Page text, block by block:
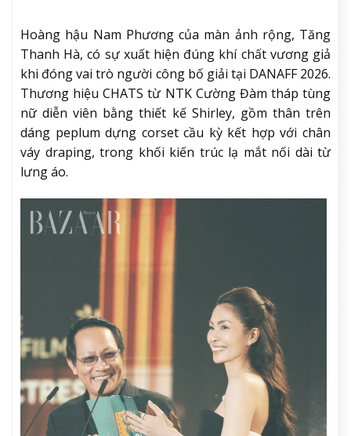
Hoàng hậu Nam Phương của màn ảnh rộng, Tăng
Thanh Hà, có sự xuất hiện đúng khí chất vương giả
khi đóng vai trò người công bố giải tại DANAFF 2026.
Thương hiệu CHATS từ NTK Cường Đàm tháp tùng
nữ diễn viên bằng thiết kế Shirley, gồm thân trên
dáng peplum dựng corset cầu kỳ kết hợp với chân
váy draping, trong khối kiến trúc lạ mắt nối dài từ
lưng áo.